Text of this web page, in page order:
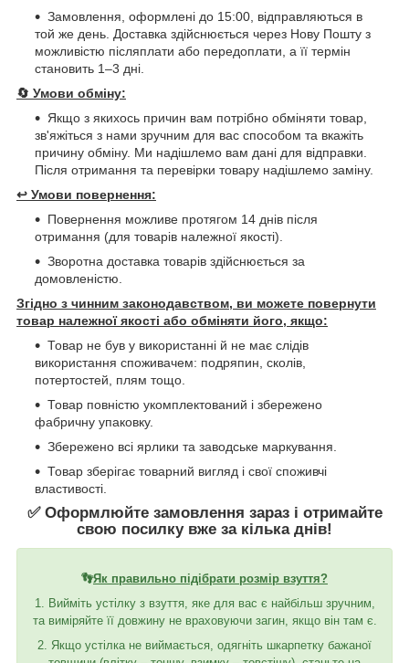
Замовлення, оформлені до 15:00, відправляються в
той же день. Доставка здійснюється через Нову Пошту з
можливістю післяплати або передоплати, а її термін
становить 1–3 дні.
🔄 Умови обміну:
Якщо з якихось причин вам потрібно обміняти товар,
зв'яжіться з нами зручним для вас способом та вкажіть
причину обміну. Ми надішлемо вам дані для відправки.
Після отримання та перевірки товару надішлемо заміну.
↩️ Умови повернення:
Повернення можливе протягом 14 днів після
отримання (для товарів належної якості).
Зворотна доставка товарів здійснюється за
домовленістю.
Згідно з чинним законодавством, ви можете повернути
товар належної якості або обміняти його, якщо:
Товар не був у використанні й не має слідів
використання споживачем: подряпин, сколів,
потертостей, плям тощо.
Товар повністю укомплектований і збережено
фабричну упаковку.
Збережено всі ярлики та заводське маркування.
Товар зберігає товарний вигляд і свої споживчі
властивості.
✅ Оформлюйте замовлення зараз і отримайте
свою посилку вже за кілька днів!
👣Як правильно підібрати розмір взуття?
1. Вийміть устілку з взуття, яке для вас є найбільш зручним,
та виміряйте її довжину не враховуючи загин, якщо він там є.
2. Якщо устілка не виймається, одягніть шкарпетку бажаної